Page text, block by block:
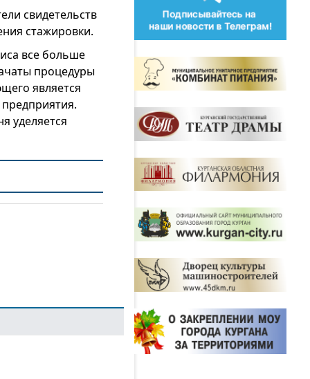
свидетельств
стажировки.
все больше
процедуры
является
уделяется